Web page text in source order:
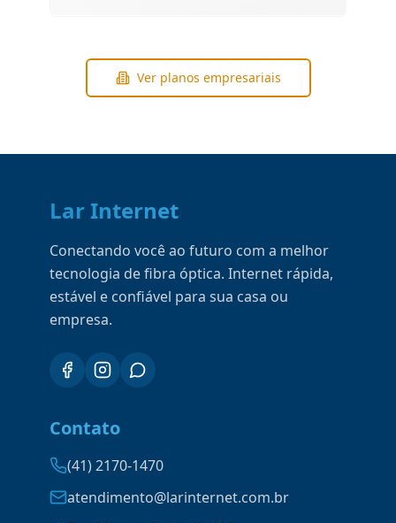
Ver planos empresariais
Lar Internet
Conectando você ao futuro com a melhor
tecnologia de fibra óptica. Internet rápida,
estável e confiável para sua casa ou
empresa.
Contato
(41) 2170-1470
atendimento@larinternet.com.br